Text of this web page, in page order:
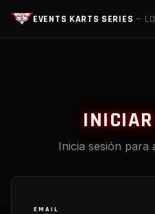
EVENTS KARTS SERIES —
Inicia sesión para
EMAIL